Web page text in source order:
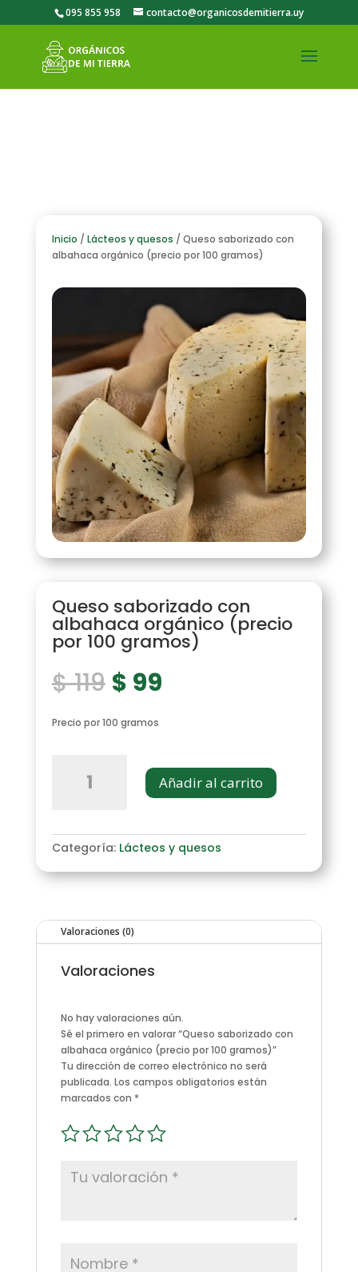
095 855 958 contacto@organicosdemitierra.uy
Inicio / Lácteos y quesos / Queso saborizado con
albahaca orgánico (precio por 100 gramos)
Queso saborizado con
albahaca orgánico (precio
por 100 gramos)
$119 El
precio
original
era:
$ 99Elprecio
Precio por 100 gramos
saborizado
(precio
100
Añadir al carrito
Categoría: Lácteos y quesos
Valoraciones (0)
Valoraciones
No hay valoraciones aún.
Sé el primero en valorar “Queso saborizado con
albahaca orgánico (precio por 100 gramos)”
Tu dirección de correo electrónico no será
publicada. Los campos obligatorios están
marcados con *